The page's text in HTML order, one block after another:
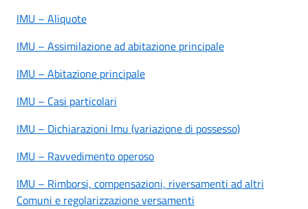
IMU – Aliquote
IMU – Assimilazione ad abitazione principale
IMU – Abitazione principale
IMU – Casi particolari
IMU – Dichiarazioni Imu (variazione di possesso)
IMU – Ravvedimento operoso
IMU – Rimborsi, compensazioni, riversamenti ad altri
Comuni e regolarizzazione versamenti